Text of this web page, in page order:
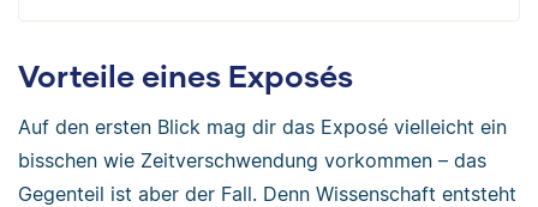
Vorteile eines Exposés
Auf den ersten Blick mag dir das Exposé vielleicht ein
bisschen wie Zeitverschwendung vorkommen – das
Gegenteil ist aber der Fall. Denn Wissenschaft entsteht